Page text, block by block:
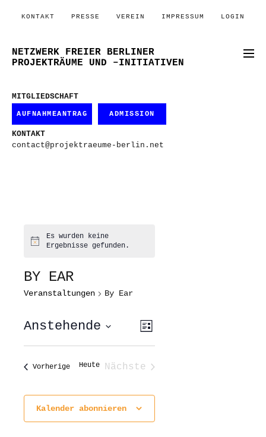
KONTAKT PRESSE VEREIN IMPRESSUM LOGIN
NETZWERK FREIER BERLINER
PROJEKTRÄUME UND –INITIATIVEN
MITGLIEDSCHAFT
AUFNAHMEANTRAG ADMISSION
KONTAKT
contact@projektraeume-berlin.net
Hinweis
Es wurden keine
Ergebnisse gefunden.
BY EAR
Veranstaltungen By Ear
ANSICHTEN-
NAVIGATION
VERANSTALTUNG
ANSICHTEN-
Liste
Anstehende
wählen.
VorherigeVeranstaltungen
Heute
Nächste
Kalender abonnieren